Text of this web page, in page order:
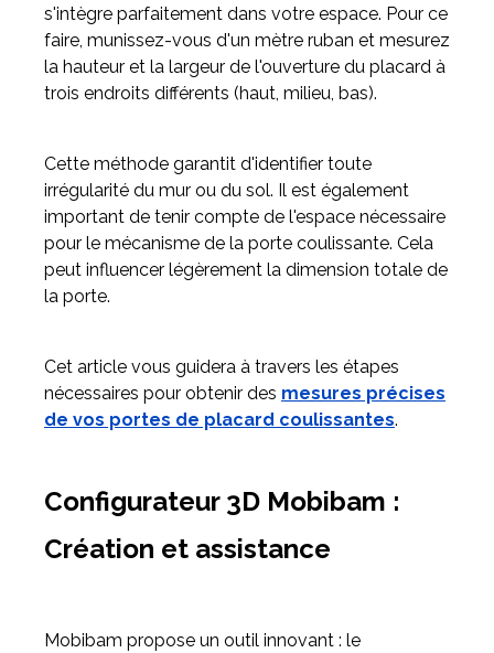
s'intègre parfaitement dans votre espace. Pour ce
faire, munissez-vous d'un mètre ruban et mesurez
la hauteur et la largeur de l'ouverture du placard à
trois endroits différents (haut, milieu, bas).
Cette méthode garantit d'identifier toute
irrégularité du mur ou du sol. Il est également
important de tenir compte de l'espace nécessaire
pour le mécanisme de la porte coulissante. Cela
peut influencer légèrement la dimension totale de
la porte.
Cet article vous guidera à travers les étapes
nécessaires pour obtenir des mesures précises
de vos portes de placard coulissantes.
Configurateur 3D Mobibam :
Création et assistance
Mobibam propose un outil innovant : le